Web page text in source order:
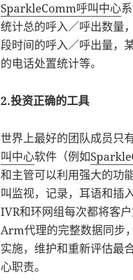
SparkleComm呼叫中心
统计总的呼入／呼出数量
段时间的呼入／呼出量，
的电话处置统计等。
2.投资正确的工具
世界上最好的团队成员只
叫中心软件（例如
和主管可以利用强大的功
叫监视，记录，耳语和插
IVR和环网组每次都将客
Arm代理的完整数据同步
实施，维护和重新评估最
心职责。